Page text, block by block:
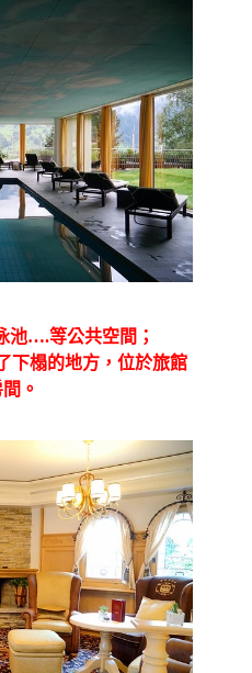
池….等公共空間；
下榻的地方，位於旅館
。